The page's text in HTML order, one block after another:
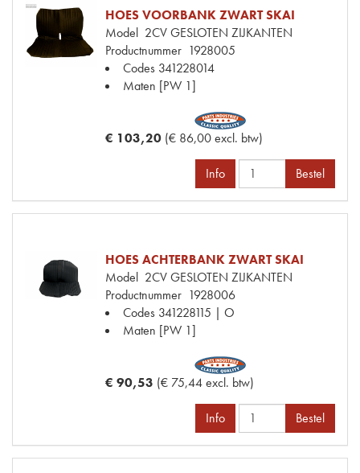
HOES VOORBANK ZWART SKAI
Model 2CV GESLOTEN ZIJKANTEN
Productnummer 1928005
Codes 341228014
Maten [PW 1]
€ 103,20 (€ 86,00 excl. btw)
Info Bestel
HOES ACHTERBANK ZWART SKAI
Model 2CV GESLOTEN ZIJKANTEN
Productnummer 1928006
Codes 341228115 | O
Maten [PW 1]
€ 90,53 (€ 75,44 excl. btw)
Info Bestel